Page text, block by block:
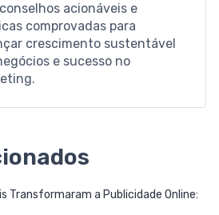
acionáveis ​​e
comprovadas para
crescimento sustentável
e sucesso no